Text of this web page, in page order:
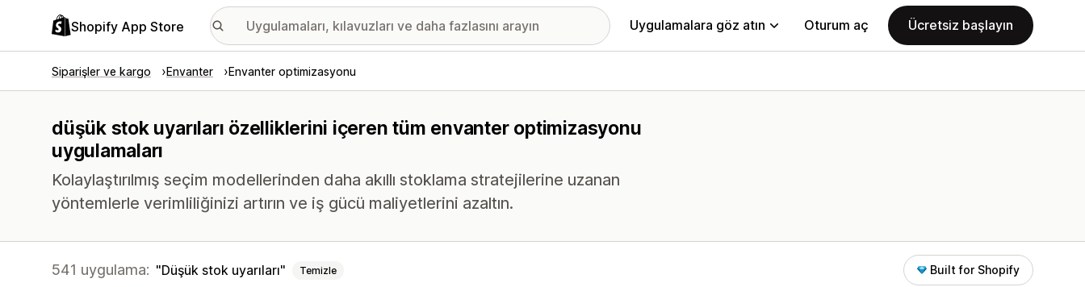
Shopify App Store Uygulamalara göz atın Oturum aç Ücretsiz başlayın
Siparişler ve kargo Envanter Envanter optimizasyonu
düşük stok uyarıları özelliklerini içeren tüm envanter optimizasyonu
uygulamaları
Kolaylaştırılmış seçim modellerinden daha akıllı stoklama stratejilerine uzanan
yöntemlerle verimliliğinizi artırın ve iş gücü maliyetlerini azaltın.
541 uygulama: Düşük stok uyarıları Temizle Built for Shopify